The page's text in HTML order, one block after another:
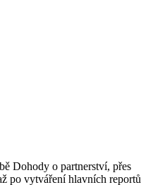
Dohody o partnerství, přes
po vytváření hlavních reportů